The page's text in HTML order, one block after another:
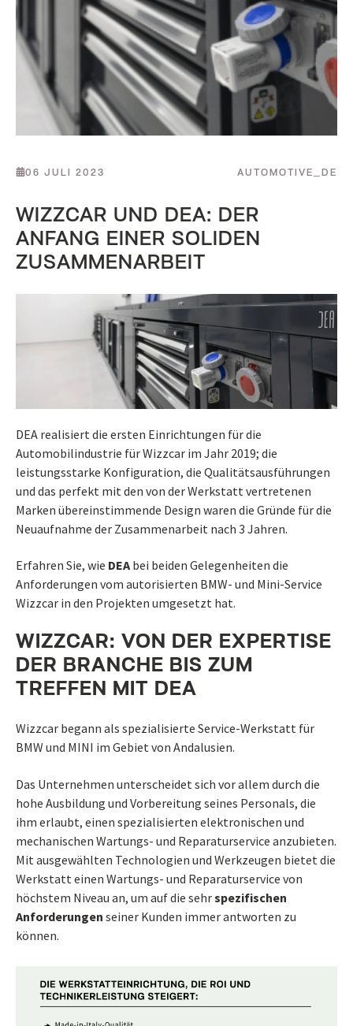
06 JULI 2023 AUTOMOTIVE_DE
WIZZCAR UND DEA: DER
ANFANG EINER SOLIDEN
ZUSAMMENARBEIT
DEA realisiert die ersten Einrichtungen für die
Automobilindustrie für Wizzcar im Jahr 2019; die
leistungsstarke Konfiguration, die Qualitätsausführungen
und das perfekt mit den von der Werkstatt vertretenen
Marken übereinstimmende Design waren die Gründe für die
Neuaufnahme der Zusammenarbeit nach 3 Jahren.
Erfahren Sie, wie DEA bei beiden Gelegenheiten die
Anforderungen vom autorisierten BMW- und Mini-Service
Wizzcar in den Projekten umgesetzt hat.
WIZZCAR: VON DER EXPERTISE
DER BRANCHE BIS ZUM
TREFFEN MIT DEA
Wizzcar begann als spezialisierte Service-Werkstatt für
BMW und MINI im Gebiet von Andalusien.
Das Unternehmen unterscheidet sich vor allem durch die
hohe Ausbildung und Vorbereitung seines Personals, die
ihm erlaubt, einen spezialisierten elektronischen und
mechanischen Wartungs- und Reparaturservice anzubieten.
Mit ausgewählten Technologien und Werkzeugen bietet die
Werkstatt einen Wartungs- und Reparaturservice von
höchstem Niveau an, um auf die sehrspezifischen
Anforderungen seiner Kunden immer antworten zu
können.